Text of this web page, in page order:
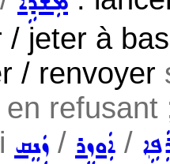
/ jeter à
/ renvoyer
refusant
ܙܲܢܸܩ / ܐܲܘܙܸܪ /